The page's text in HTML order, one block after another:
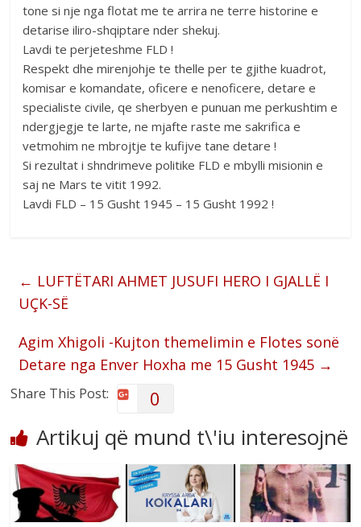
tone si nje nga flotat me te arrira ne terre historine e
detarise iliro-shqiptare nder shekuj.
Lavdi te perjeteshme FLD !
Respekt dhe mirenjohje te thelle per te gjithe kuadrot,
komisar e komandate, oficere e nenoficere, detare e
specialiste civile, qe sherbyen e punuan me perkushtim e
ndergjegje te larte, ne mjafte raste me sakrifica e
vetmohim ne mbrojtje te kufijve tane detare !
Si rezultat i shndrimeve politike FLD e mbylli misionin e
saj ne Mars te vitit 1992.
Lavdi FLD – 15 Gusht 1945 – 15 Gusht 1992 !
← LUFTËTARI AHMET JUSUFI HERO I GJALLË I
UÇK-SË
Agim Xhigoli -Kujton themelimin e Flotes sonë
Detare nga Enver Hoxha me 15 Gusht 1945 →
Share This Post: 0
Artikuj që mund t\'iu interesojnë